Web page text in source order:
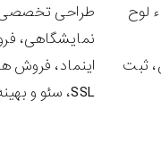
طراحی
نمایشگاهی،
اینماد، فروش
SSL، سئو و بهینه سازی سایت
لوح
ثبت